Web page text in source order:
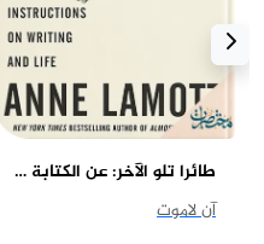
طائرا تلو الآخر: عن الكتابة والحياة
آن لاموت